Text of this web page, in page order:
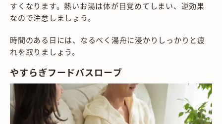
すくなります。熱いお湯は体が目覚めてしまい、逆効果
なので注意しましょう。
時間のある日には、なるべく湯舟に浸かりしっかりと疲
れを取りましょう。
やすらぎフードバスローブ